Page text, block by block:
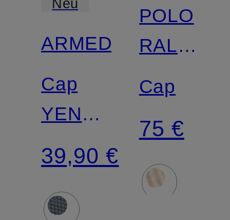
Neu
Zertifiziert
ARMEDANGELS
Cap
YENAAS
BOLD
39,90 €
POLO
RALPH
LAUREN
Cap
75 €